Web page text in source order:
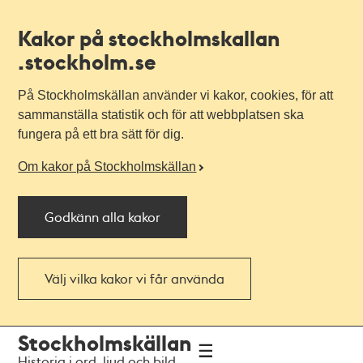
Kakor på stockholmskallan
.stockholm.se
På Stockholmskällan använder vi kakor, cookies, för att
sammanställa statistik och för att webbplatsen ska
fungera på ett bra sätt för dig.
Om kakor på Stockholmskällan
Godkänn alla kakor
Välj vilka kakor vi får använda
navigationen
huvudinnehållet
Stockholmskällan